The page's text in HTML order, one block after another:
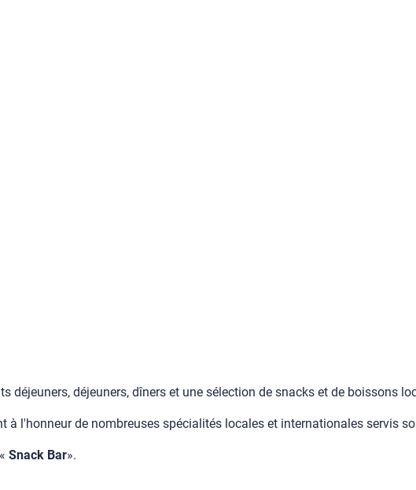
déjeuners, déjeuners, dîners et une sélection de snacks et de boissons
à l'honneur de nombreuses spécialités locales et internationales servis
Snack Bar».